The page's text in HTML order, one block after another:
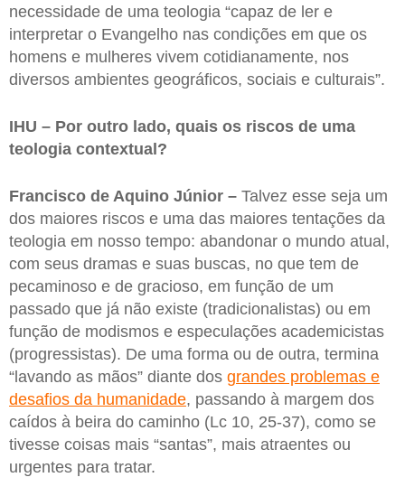
necessidade de uma teologia “capaz de ler e
interpretar o Evangelho nas condições em que os
homens e mulheres vivem cotidianamente, nos
diversos ambientes geográficos, sociais e culturais”.
IHU – Por outro lado, quais os riscos de uma
teologia contextual?
Francisco de Aquino Júnior – Talvez esse seja um
dos maiores riscos e uma das maiores tentações da
teologia em nosso tempo: abandonar o mundo atual,
com seus dramas e suas buscas, no que tem de
pecaminoso e de gracioso, em função de um
passado que já não existe (tradicionalistas) ou em
função de modismos e especulações academicistas
(progressistas). De uma forma ou de outra, termina
“lavando as mãos” diante dos grandes problemas e
desafios da humanidade, passando à margem dos
caídos à beira do caminho (Lc 10, 25-37), como se
tivesse coisas mais “santas”, mais atraentes ou
urgentes para tratar.